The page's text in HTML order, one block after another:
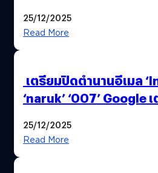
25/12/2025
Read More
เตรียมปิดตำนานอีเมล
‘naruk’ ‘007’ Google
25/12/2025
Read More